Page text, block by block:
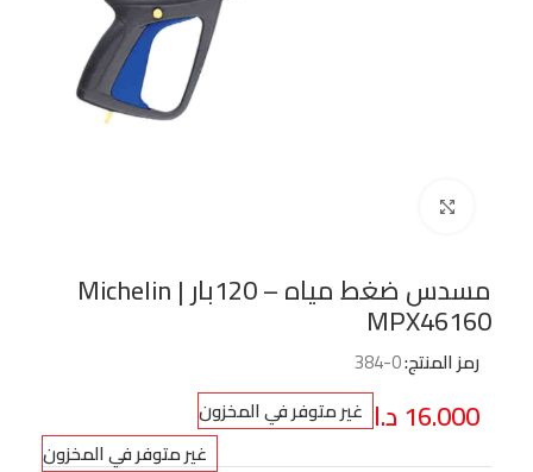
مسدس ضغط مياه – 120بار Michelin |
MPX46160
رمز المنتج:0-384
16.000د.ا غير متوفر في المخزون
غير متوفر في المخزون